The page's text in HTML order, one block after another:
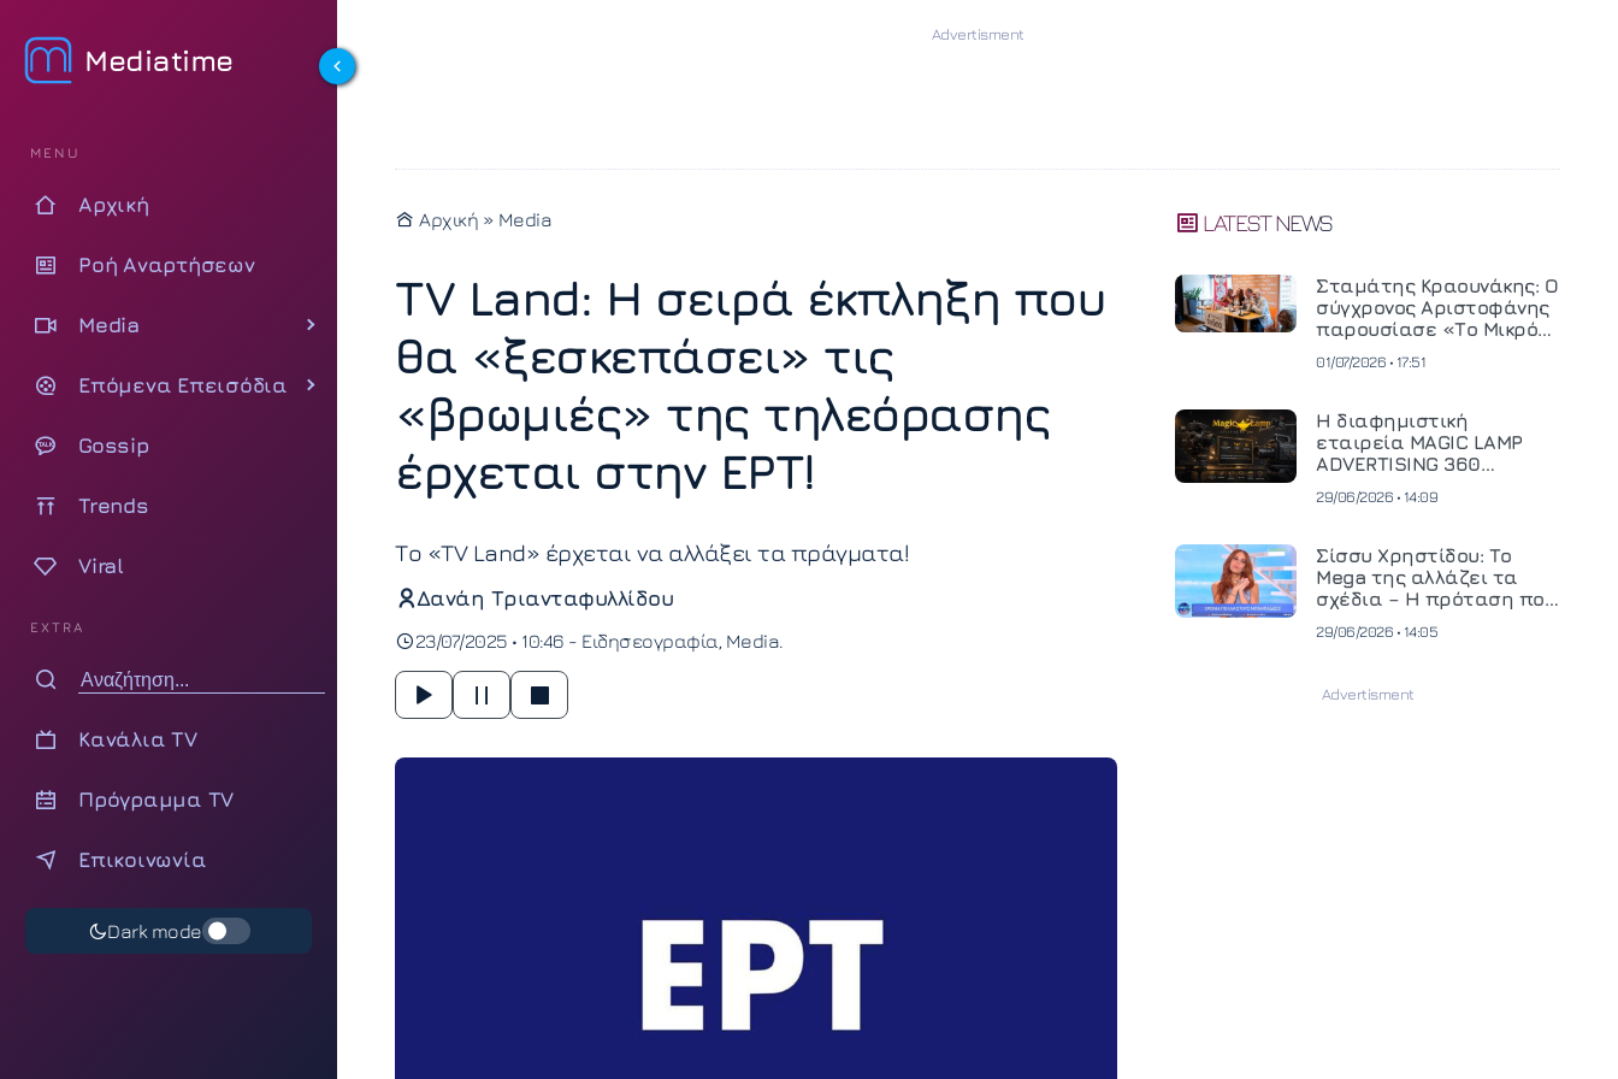
Mediatime
MENU
Αρχική
Ροή Αναρτήσεων
Media
Επόμενα Επεισόδια
Gossip
Trends
Viral
EXTRA
Κανάλια TV
Πρόγραμμα TV
Επικοινωνία
Dark mode
Αρχική » Media
TV Land: Η σειρά έκπληξη που
θα «ξεσκεπάσει» τις
«βρωμιές» της τηλεόρασης
έρχεται στην ΕΡΤ!
Το «TV Land» έρχεται να αλλάξει τα πράγματα!
Δανάη Τριανταφυλλίδου
23/07/2025 • 10:46 - Ειδησεογραφία Media
LATEST NEWS
Σταμάτης Κραουνάκης: Ο
σύγχρονος Αριστοφάνης
παρουσίασε «Το Μικρό
01/07/2026 • 17:51
Η διαφημιστική
εταιρεία MAGIC LAMP
ADVERTISING 360
κινηματογραφική
και ανεβάζει τον πήχη
στην παραγωγή
οπτικοακουστικού
περιεχομένου
29/06/2026 • 14:09
Σίσσυ Χρηστίδου: Το
Mega της αλλάζει τα
σχέδια – Η πρόταση που
29/06/2026 • 14:05